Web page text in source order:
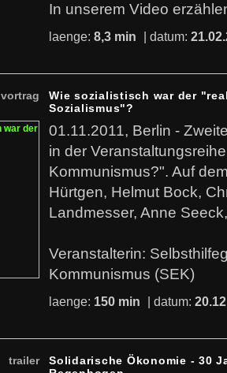
In unserem Video
laenge: 8,3 min | datum:
vortrag
Wie sozialistisch war der
Sozialismus"?
01.11.2011, Berlin -
in der
Kommunismus?". Auf
Hürtgen, Helmut Bock,
Landmesser, Anne
Veranstalterin:
Kommunismus (SEK)
laenge: 150 min | datum:
trailer
Solidarische Ökonomie - 30